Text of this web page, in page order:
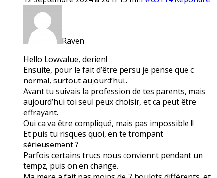
Raven
Hello Lowvalue, derien!
Ensuite, pour le fait d’être persu je pense que c
normal, surtout aujourd’hui..
Avant tu suivais la profession de tes parents, mais
aujourd’hui toi seul peux choisir, et ca peut être
effrayant.
Oui ca va être compliqué, mais pas impossible !!
Et puis tu risques quoi, en te trompant
sérieusement ?
Parfois certains trucs nous conviennt pendant un
tempz, puis on en change.